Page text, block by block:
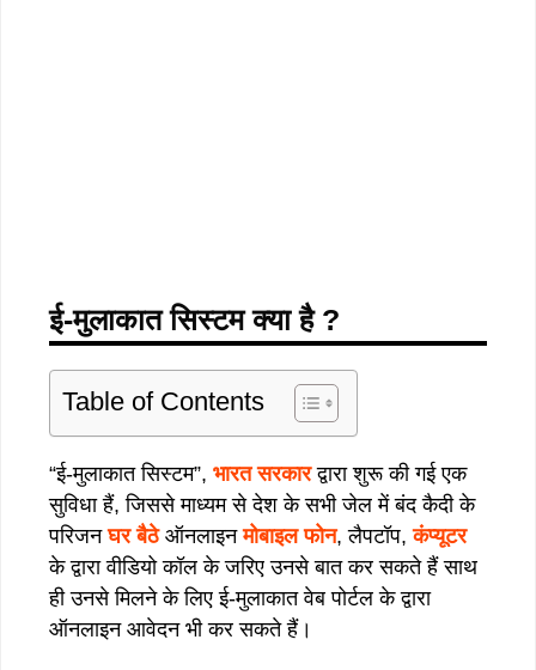
ई-मुलाकात सिस्टम क्या है ?
Table of Contents
“ई-मुलाकात सिस्टम”, भारत सरकारद्वारा शुरू की गई एक
सुविधा हैं, जिससे माध्यम से देश के सभी जेल में बंद कैदी के
परिजनघर बैठेऑनलाइनमोबाइल फोन, लैपटॉप,कंप्यूटर
के द्वारा वीडियो कॉल के जरिए उनसे बात कर सकते हैं साथ
ही उनसे मिलने के लिए ई-मुलाकात वेब पोर्टल के द्वारा
ऑनलाइन आवेदन भी कर सकते हैं।